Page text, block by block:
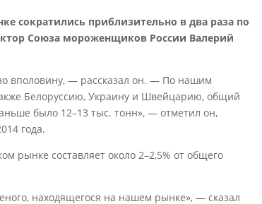
сократились приблизительно в два раза по
Союза мороженщиков России Валерий
вполовину, — рассказал он. — По нашим
Белоруссию, Украину и Швейцарию, общий
было 12–13 тыс. тонн», — отметил он,
года.
рынке составляет около 2–2,5% от общего
находящегося на нашем рынке», — сказал